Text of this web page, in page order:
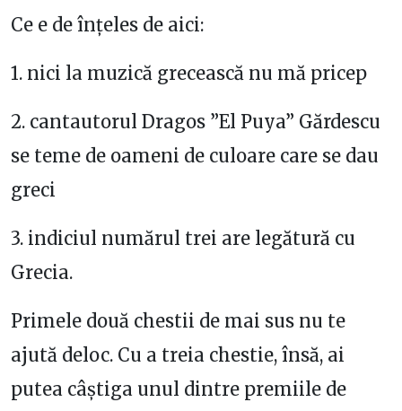
Ce e de înțeles de aici:
1. nici la muzică grecească nu mă pricep
2. cantautorul Dragos ”El Puya” Gărdescu
se teme de oameni de culoare care se dau
greci
3. indiciul numărul trei are legătură cu
Grecia.
Primele două chestii de mai sus nu te
ajută deloc. Cu a treia chestie, însă, ai
putea câștiga unul dintre premiile de